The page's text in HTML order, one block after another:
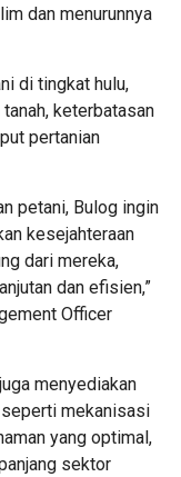
dan menurunnya
di tingkat hulu,
keterbatasan
pertanian
petani, Bulog ingin
kesejahteraan
dari mereka,
dan efisien,”
Officer
menyediakan
seperti mekanisasi
yang optimal,
sektor